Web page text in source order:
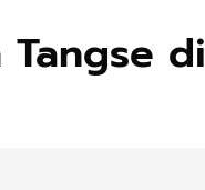
Tangse di